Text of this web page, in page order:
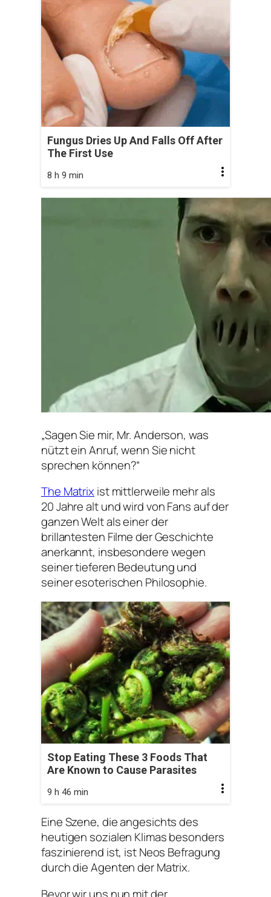
Fungus Dries Up And Falls Off After
The First Use
8 h 9 min
„Sagen Sie mir, Mr. Anderson, was
nützt ein Anruf, wenn Sie nicht
sprechen können?“
The Matrixist mittlerweile mehr als
20 Jahre alt und wird von Fans auf der
ganzen Welt als einer der
brillantesten Filme der Geschichte
anerkannt, insbesondere wegen
seiner tieferen Bedeutung und
seiner esoterischen Philosophie.
Stop Eating These 3 Foods That
Are Known to Cause Parasites
9 h 46 min
Eine Szene, die angesichts des
heutigen sozialen Klimas besonders
faszinierend ist, ist Neos Befragung
durch die Agenten der Matrix.
Bevor wir uns nun mit der